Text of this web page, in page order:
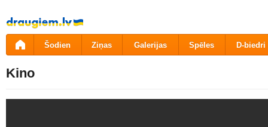
Pāriet
uz
saturu
Šodien Ziņas Galerijas Spēles D-biedri
Kino